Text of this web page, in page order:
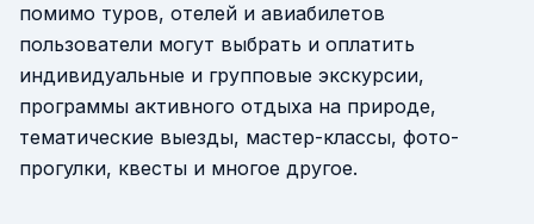
помимо туров, отелей и авиабилетов
пользователи могут выбрать и оплатить
индивидуальные и групповые экскурсии,
программы активного отдыха на природе,
тематические выезды, мастер-классы, фото-
прогулки, квесты и многое другое.